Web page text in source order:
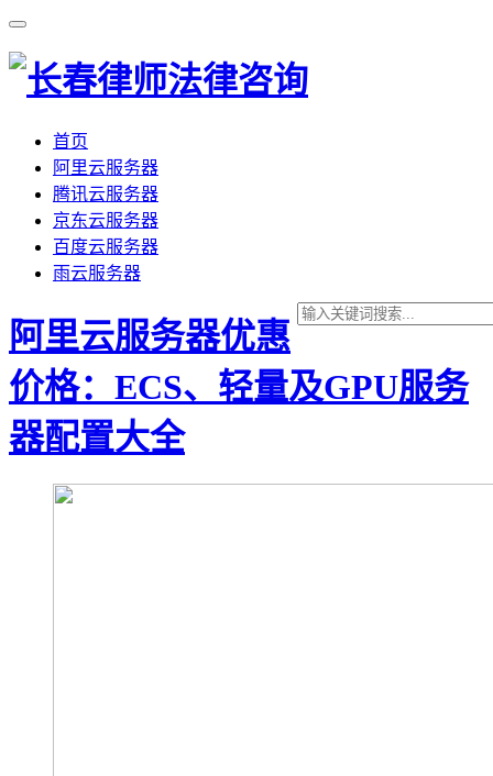
首页
阿里云服务器
腾讯云服务器
京东云服务器
百度云服务器
雨云服务器
阿里云服务器优惠
价格：ECS、轻量及GPU服务
器配置大全